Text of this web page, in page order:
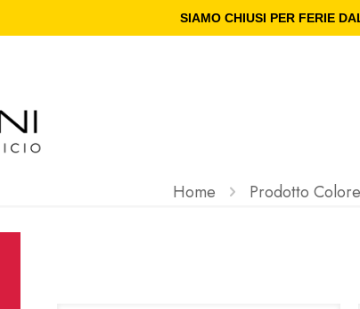
SIAMO CHIUSI PER FERIE
Home Prodotto